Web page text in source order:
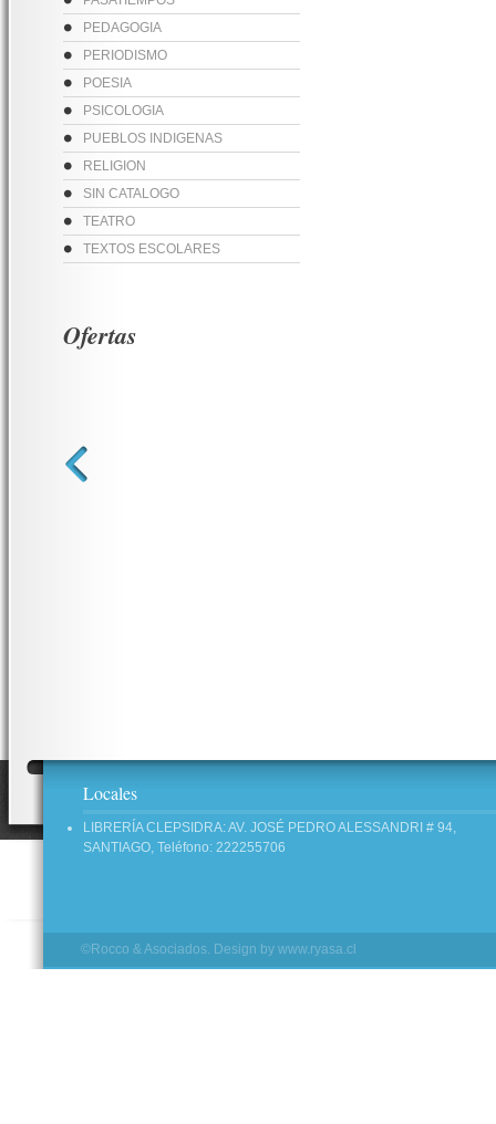
PEDAGOGIA
PERIODISMO
POESIA
PSICOLOGIA
PUEBLOS INDIGENAS
RELIGION
SIN CATALOGO
TEATRO
TEXTOS ESCOLARES
Ofertas
Locales
LIBRERÍA CLEPSIDRA: AV. JOSÉ PEDRO ALESSANDRI # 94,
SANTIAGO, Teléfono: 222255706
©Rocco & Asociados. Design by www.ryasa.cl